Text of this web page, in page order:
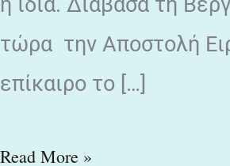
τώρα την Αποστολή
επίκαιρο το […]
Read More »